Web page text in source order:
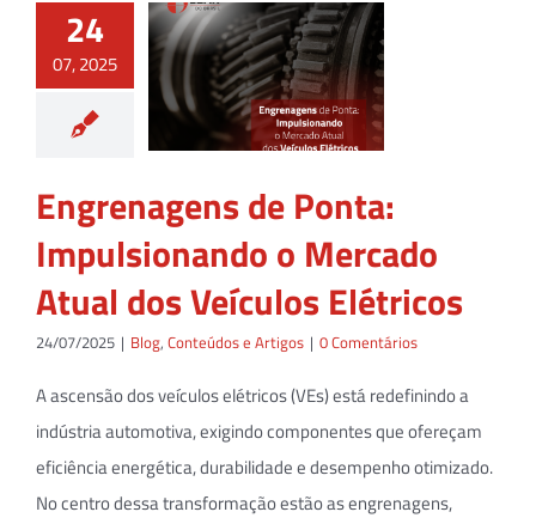
24
07, 2025
Engrenagens de Ponta:
Impulsionando o Mercado
Atual dos Veículos Elétricos
24/07/2025 | Blog, Conteúdos e Artigos | 0 Comentários
A ascensão dos veículos elétricos (VEs) está redefinindo a
indústria automotiva, exigindo componentes que ofereçam
eficiência energética, durabilidade e desempenho otimizado.
No centro dessa transformação estão as engrenagens,